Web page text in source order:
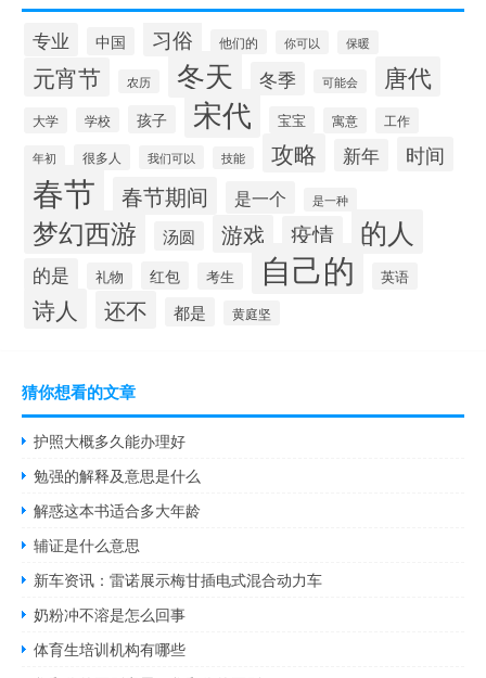
专业 中国 习俗 他们的 你可以 保暖
元宵节 农历 冬天 冬季 可能会 唐代
大学 学校 孩子 宋代 宝宝 寓意 工作
年初 很多人 我们可以 技能 攻略 新年 时间
春节 春节期间 是一个 是一种
梦幻西游 汤圆 游戏 疫情 的人
的是 礼物 红包 考生 自己的 英语
诗人 还不 都是 黄庭坚
猜你想看的文章
护照大概多久能办理好
勉强的解释及意思是什么
解惑这本书适合多大年龄
辅证是什么意思
新车资讯：雷诺展示梅甘插电式混合动力车
奶粉冲不溶是怎么回事
体育生培训机构有哪些